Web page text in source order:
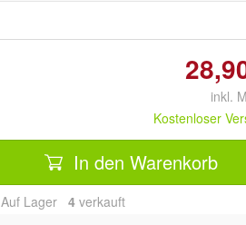
inkl.
Kostenloser
In den Warenkorb
Auf Lager 4 verkauft